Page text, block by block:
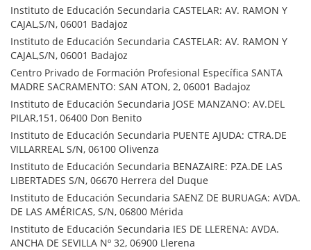
Instituto de Educación Secundaria CASTELAR: AV. RAMON Y
CAJAL,S/N, 06001 Badajoz
Instituto de Educación Secundaria CASTELAR: AV. RAMON Y
CAJAL,S/N, 06001 Badajoz
Centro Privado de Formación Profesional Específica SANTA
MADRE SACRAMENTO: SAN ATON, 2, 06001 Badajoz
Instituto de Educación Secundaria JOSE MANZANO: AV.DEL
PILAR,151, 06400 Don Benito
Instituto de Educación Secundaria PUENTE AJUDA: CTRA.DE
VILLARREAL S/N, 06100 Olivenza
Instituto de Educación Secundaria BENAZAIRE: PZA.DE LAS
LIBERTADES S/N, 06670 Herrera del Duque
Instituto de Educación Secundaria SAENZ DE BURUAGA: AVDA.
DE LAS AMÉRICAS, S/N, 06800 Mérida
Instituto de Educación Secundaria IES DE LLERENA: AVDA.
ANCHA DE SEVILLA Nº 32, 06900 Llerena